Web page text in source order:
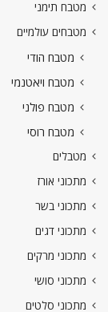
מטבח תימני
מטבחים עולמיים
מטבח הודי
מטבח ויאטנמי
מטבח פולני
מטבח רוסי
מטבלים
מתכוני אורז
מתכוני בשר
מתכוני דגים
מתכוני מרקים
מתכוני סושי
מתכוני סלטים